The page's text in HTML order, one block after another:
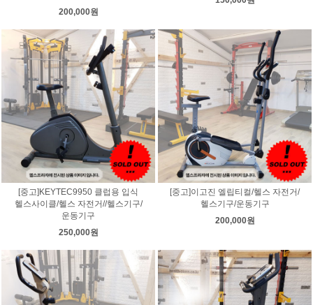
200,000원
[중고]KEYTEC9950 클럽용 입식
헬스사이클/헬스 자전거//헬스기구/
운동기구
250,000원
[중고]이고진 엘립티컬/헬스 자전거/
헬스기구/운동기구
200,000원